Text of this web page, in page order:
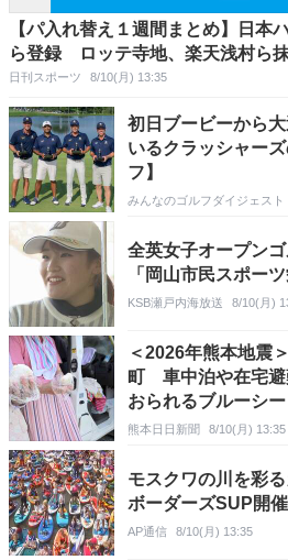
【パ入れ替え１週間まとめ】日本
ら登録 ロッテ寺地、楽天浅村ら
日刊スポーツ 8/10(月) 13:35
初日ブービーから
いるクラッシャー
フ】
みんなのゴルフダイジェスト
全英女子オープン
「岡山市民スポーツ
KSB瀬戸内海放送 8/10(月)
＜2026年熊本地震
町 車中泊や在宅
おられるブルーシ
目立つ赤い張り紙…
熊本日日新聞 8/10(月) 13:35
モスクワの川を彩
ボーダーズSUP開催
AP通信 8/10(月) 13:35